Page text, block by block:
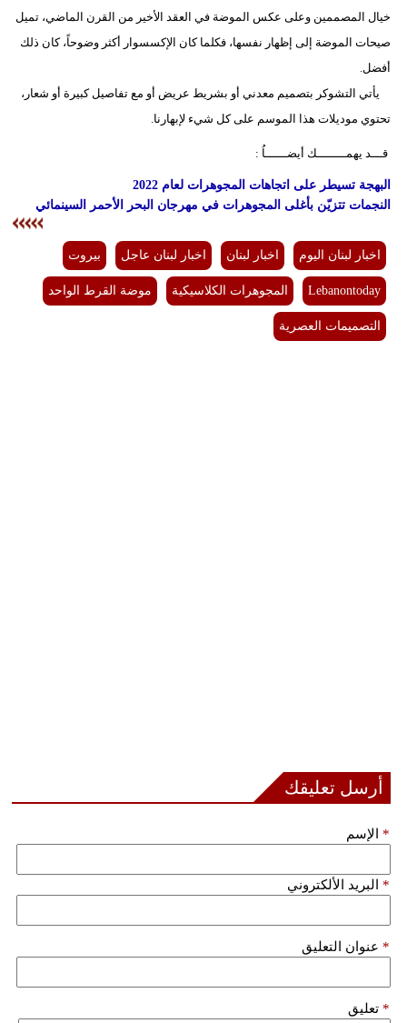
خيال المصممين وعلى عكس الموضة في العقد الأخير من القرن الماضي، تميل
صيحات الموضة إلى إظهار نفسها، فكلما كان الإكسسوار أكثر وضوحاً، كان ذلك
أفضل.
يأتي التشوكر بتصميم معدني أو بشريط عريض أو مع تفاصيل كبيرة أو شعار،
تحتوي موديلات هذا الموسم على كل شيء لإبهارنا.
قـــد يهمــــــــك أيضــــــاُ :
البهجة تسيطر على اتجاهات المجوهرات لعام 2022
النجمات تتزيّن بأغلى المجوهرات في مهرجان البحر الأحمر السينمائي
اخبار لبنان اليوم اخبار لبنان اخبار لبنان عاجل بيروت
Lebanontoday المجوهرات الكلاسيكية موضة القرط الواحد
التصميمات العصرية
أرسل تعليقك
الإسم *
البريد الألكتروني *
عنوان التعليق *
تعليق *